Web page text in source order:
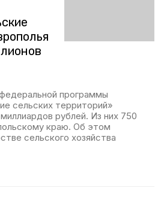
программы
сельских территорий»
рублей. Из них 750
краю. Об этом
сельского хозяйства